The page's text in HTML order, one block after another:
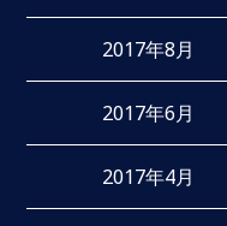
2017年8月
2017年6月
2017年4月